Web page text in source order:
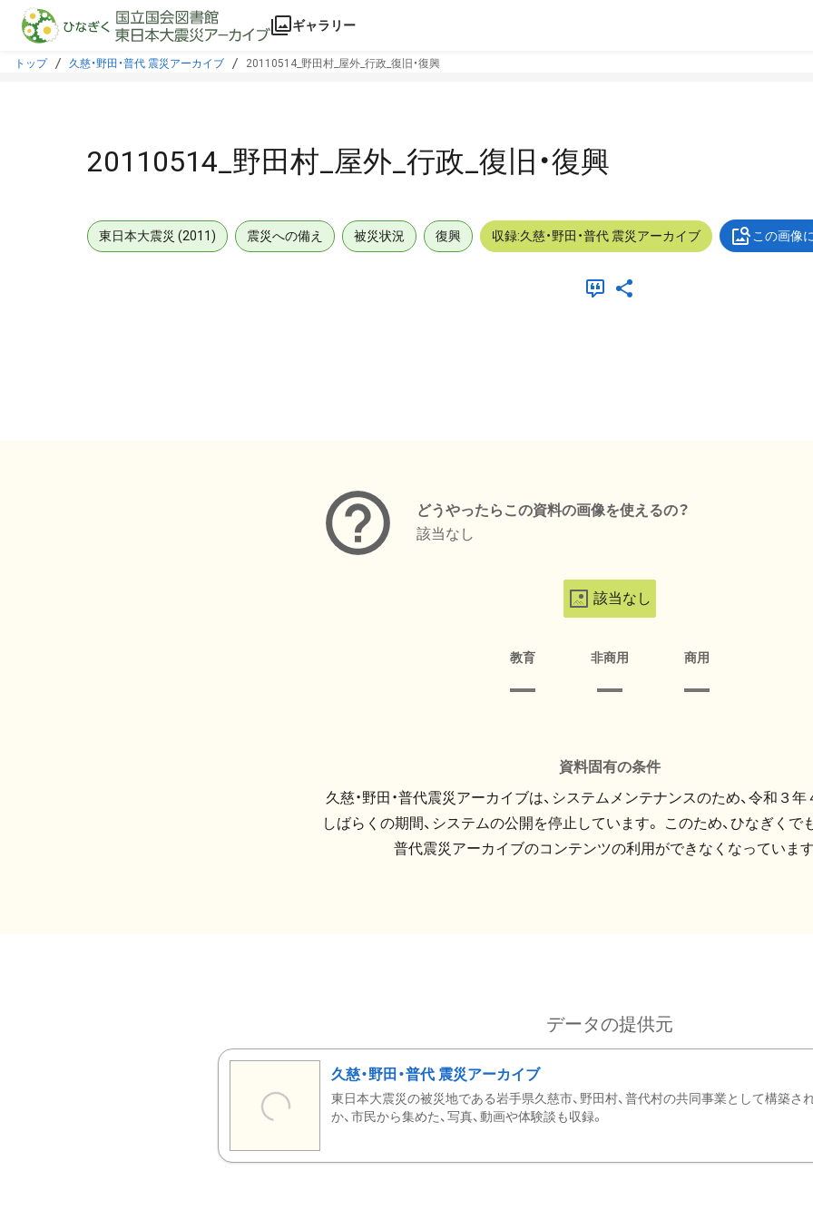
本文に飛ぶ
ギャラリー
トップ 久慈・野田・普代 震災アーカイブ 20110514_野田村_屋外_行政_復旧・復興
20110514_野田村_屋外_行政_復旧・復興
東日本大震災 (2011) 震災への備え 被災状況 復興 収録:久慈・野田・普代 震災アーカイブ この画像
どうやったらこの資料の画像を使えるの？
該当なし
該当なし
教育 非商用 商用
資料固有の条件
久慈・野田・普代震災アーカイブは、システムメンテナンスのため、令和３
しばらくの期間、システムの公開を停止しています。 このため、ひなぎくでも
普代震災アーカイブのコンテンツの利用ができなくなっています
データの提供元
久慈・野田・普代 震災アーカイブ
東日本大震災の被災地である岩手県久慈市、野田村、普代村の共同事業として構築さ
か、市民から集めた、写真、動画や体験談も収録。